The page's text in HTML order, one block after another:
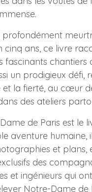
cinq ans, ce livre
fascinants chantiers
un prodigieux défi,
et la fierté, au cœur
des ateliers
de Paris est le
aventure humaine,
et plans,
des
et ingénieurs qui
Notre-Dame de